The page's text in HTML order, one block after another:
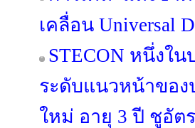
เคลื่อน Universal
STECON หนึ่งใ
ระดับแนวหน้าของ
ใหม่ อายุ 3 ปี ชูอัต